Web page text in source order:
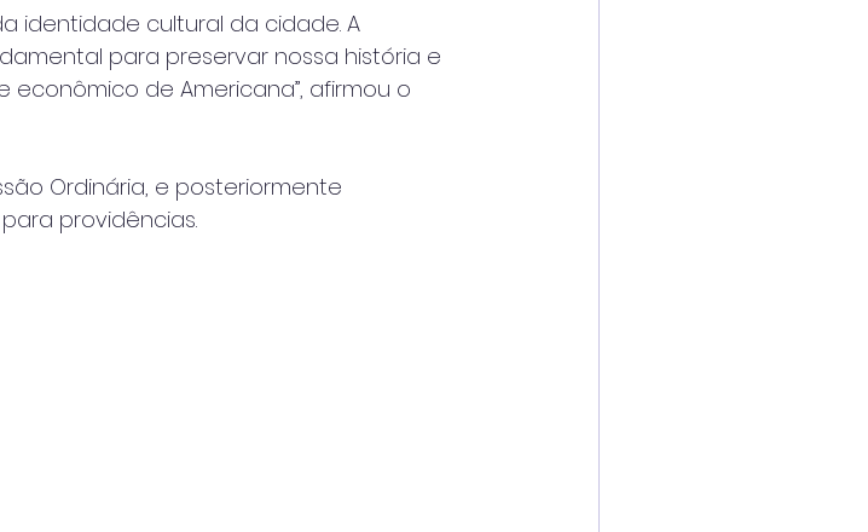
identidade cultural da cidade. A
para preservar nossa história e
de Americana”, afirmou o
Ordinária, e posteriormente
providências.